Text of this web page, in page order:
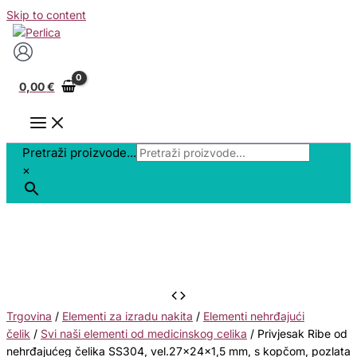
Skip to content
0,00€
Pretraži proizvode...
×
Trgovina / Elementi za izradu nakita / Elementi nehrđajući
čelik / Svi naši elementi od medicinskog celika / Privjesak Ribe od
nehrđajućeg čelika SS304, vel.27x24x1,5 mm, s kopčom, pozlata